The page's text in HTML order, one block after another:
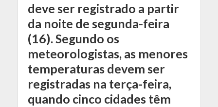
deve ser registrado a partir
da noite de segunda-feira
(16). Segundo os
meteorologistas, as menores
temperaturas devem ser
registradas na terça-feira,
quando cinco cidades têm